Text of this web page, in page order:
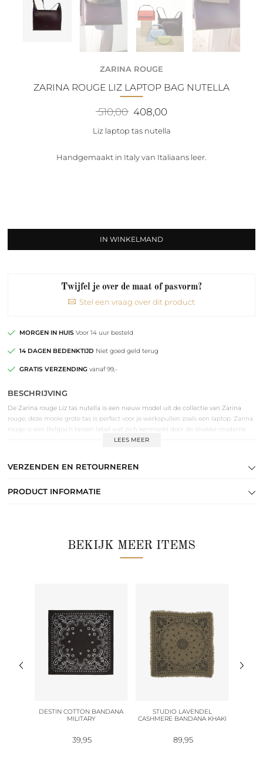
ZARINA ROUGE
ZARINA ROUGE LIZ LAPTOP BAG NUTELLA
510,00 Oorspronkelijke
was:
408,00Huidige
is:
Liz laptop tas nutella
Handgemaakt in Italy van Italiaans leer.
IN WINKELMAND
Twijfel je over de maat of pasvorm?
Stel een vraag over dit product
MORGEN IN HUIS Voor 14 uur besteld
14 DAGEN BEDENKTIJD Niet goed geld terug
GRATIS VERZENDINGvanaf 99,-
BESCHRIJVING
De Zarina rouge Liz tas nutella is een nieuw model uit de collectie van Zarina
rouge, deze mooie grote tas is perfect voor je werkspullen zoals een laptop. Zarina
rouge is een Belgisch tassen label wat zich kenmerkt door de strakke moderne
modellen in glad leer. De tassen maken iedere look af.
LEES MEER
VERZENDEN EN RETOURNEREN
PRODUCT INFORMATIE
BEKIJK MEER ITEMS
DESTIN COTTON BANDANA
MILITARY
39,95
STUDIO LAVENDEL
CASHMERE BANDANA KHAKI
89,95